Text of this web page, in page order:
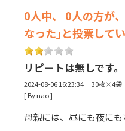
0人中、 0人の方が
なった｣と投票してい
リピートは無しです。
2024-08-06 16:23:34 30枚×4袋
[ By nao ]
母親には、昼にも夜にも